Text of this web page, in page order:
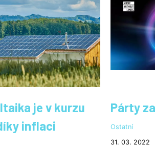
je v kurzu
inflaci
Párty
Ostatní
31. 03. 2022